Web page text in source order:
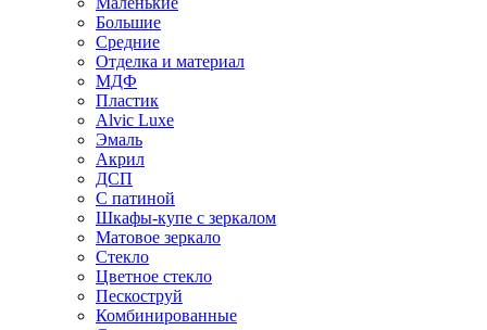
Большие
Средние
Отделка и материал
МДФ
Пластик
Alvic Luxe
Эмаль
Акрил
ДСП
С патиной
Шкафы-купе с зеркалом
Матовое зеркало
Стекло
Цветное стекло
Пескоструй
Комбинированные